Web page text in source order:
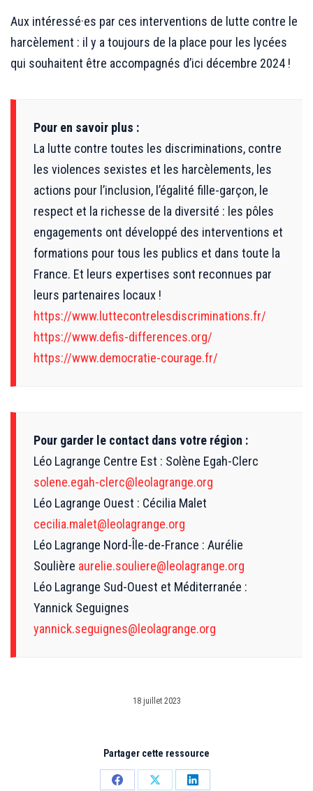
Aux intéressé·es par ces interventions de lutte contre le
harcèlement : il y a toujours de la place pour les lycées
qui souhaitent être accompagnés d’ici décembre 2024 !
Pour en savoir plus :
La lutte contre toutes les discriminations, contre
les violences sexistes et les harcèlements, les
actions pour l’inclusion, l’égalité fille-garçon, le
respect et la richesse de la diversité : les pôles
engagements ont développé des interventions et
formations pour tous les publics et dans toute la
France. Et leurs expertises sont reconnues par
leurs partenaires locaux !
https://www.luttecontrelesdiscriminations.fr/
https://www.defis-differences.org/
https://www.democratie-courage.fr/
Pour garder le contact dans votre région :
Léo Lagrange Centre Est : Solène Egah-Clerc
solene.egah-clerc@leolagrange.org
Léo Lagrange Ouest : Cécilia Malet
cecilia.malet@leolagrange.org
Léo Lagrange Nord-Île-de-France : Aurélie
Soulière aurelie.souliere@leolagrange.org
Léo Lagrange Sud-Ouest et Méditerranée :
Yannick Seguignes
yannick.seguignes@leolagrange.org
18 juillet 2023
Partager cette ressource